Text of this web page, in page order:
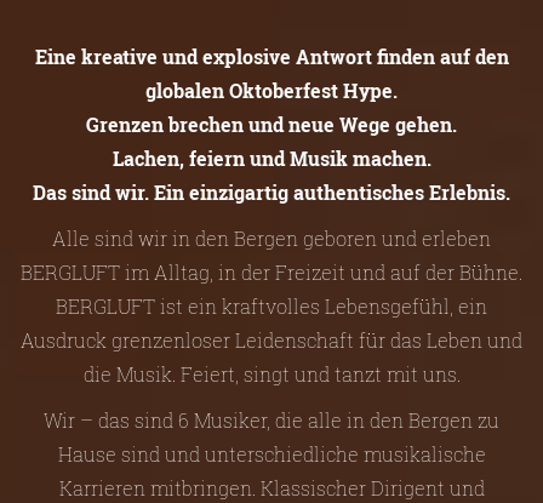
Eine kreative und explosive Antwort finden auf den
globalen Oktoberfest Hype.
Grenzen brechen und neue Wege gehen.
Lachen, feiern und Musik machen.
Das sind wir. Ein einzigartig authentisches Erlebnis.
Alle sind wir in den Bergen geboren und erleben
BERGLUFT im Alltag, in der Freizeit und auf der Bühne.
BERGLUFT ist ein kraftvolles Lebensgefühl, ein
Ausdruck grenzenloser Leidenschaft für das Leben und
die Musik. Feiert, singt und tanzt mit uns.
Wir – das sind 6 Musiker, die alle in den Bergen zu
Hause sind und unterschiedliche musikalische
Karrieren mitbringen. Klassischer Dirigent und